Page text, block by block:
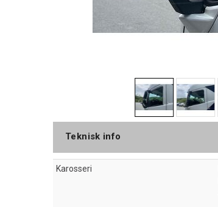
Teknisk info
Karosseri